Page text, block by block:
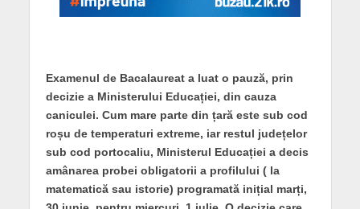
Examenul de Bacalaureat a luat o pauză, prin
decizie a Ministerului Educației, din cauza
caniculei. Cum mare parte din țară este sub cod
roșu de temperaturi extreme, iar restul județelor
sub cod portocaliu, Ministerul Educației a decis
amânarea probei obligatorii a profilului ( la
matematică sau istorie) programată inițial marți,